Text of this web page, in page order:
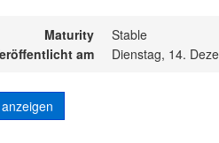
Maturity
Stable
am
Dienstag, 14.